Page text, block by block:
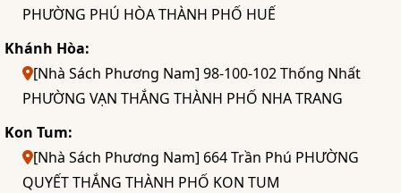
PHƯỜNG PHÚ HÒA THÀNH PHỐ HUẾ
Khánh Hòa:
[Nhà Sách Phương Nam] 98-100-102 Thống Nhất
PHƯỜNG VẠN THẮNG THÀNH PHỐ NHA TRANG
Kon Tum:
[Nhà Sách Phương Nam] 664 Trần Phú PHƯỜNG
QUYẾT THẮNG THÀNH PHỐ KON TUM